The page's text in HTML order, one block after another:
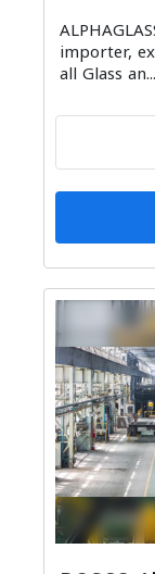
importer,
all Glass an...